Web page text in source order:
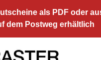
als PDF oder
dem Postweg erhältlich